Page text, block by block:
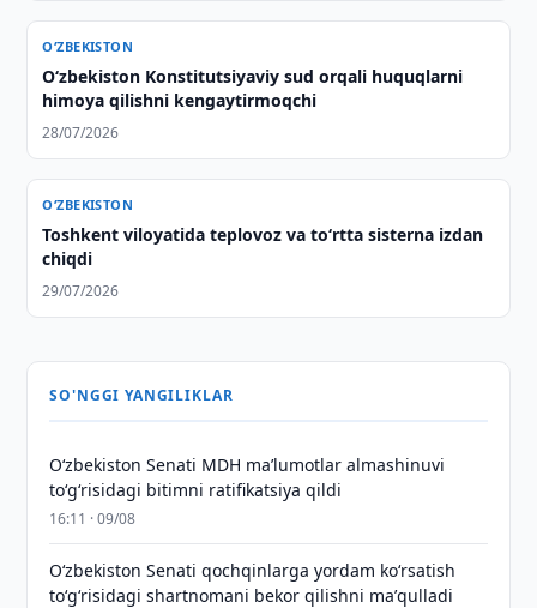
O‘ZBEKISTON
Oʻzbekiston Konstitutsiyaviy sud orqali huquqlarni
himoya qilishni kengaytirmoqchi
28/07/2026
O‘ZBEKISTON
Toshkent viloyatida teplovoz va to‘rtta sisterna izdan
chiqdi
29/07/2026
SO'NGGI YANGILIKLAR
Oʻzbekiston Senati MDH maʼlumotlar almashinuvi
toʻgʻrisidagi bitimni ratifikatsiya qildi
16:11 · 09/08
Oʻzbekiston Senati qochqinlarga yordam koʻrsatish
toʻgʻrisidagi shartnomani bekor qilishni maʼqulladi